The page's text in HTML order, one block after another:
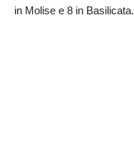
in Molise e 8 in Basilicata.